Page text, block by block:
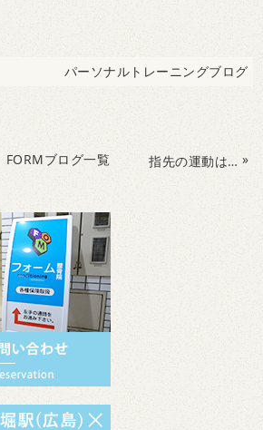
パーソナルトレーニングブログ
FORMブログ一覧 指先の運動は脳の機能を活性化させ認知症予防に!?こどもの頃から指先の運動を！ »